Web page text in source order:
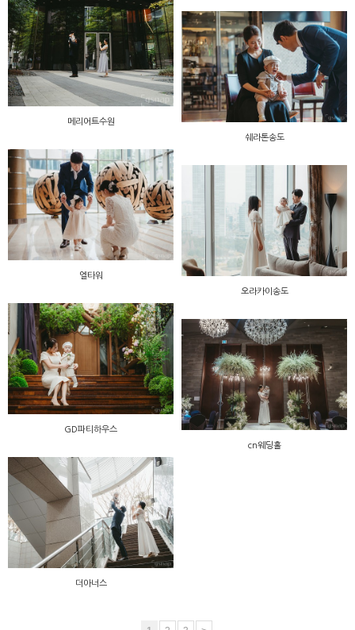
메리어트수원
쉐라톤송도
엘타워
오라카이송도
GD파티하우스
cn웨딩홀
더아너스